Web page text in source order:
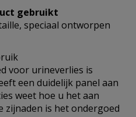
gebruikt
speciaal ontworpen
voor urineverlies is
een duidelijk panel aan
weet hoe u het aan
zijnaden is het ondergoed